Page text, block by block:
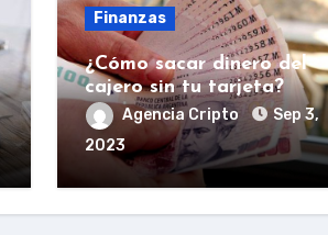
Finanzas
¿Cómo sacar dinero del
cajero sin tu tarjeta?
Agencia Cripto
Sep 3,
2023